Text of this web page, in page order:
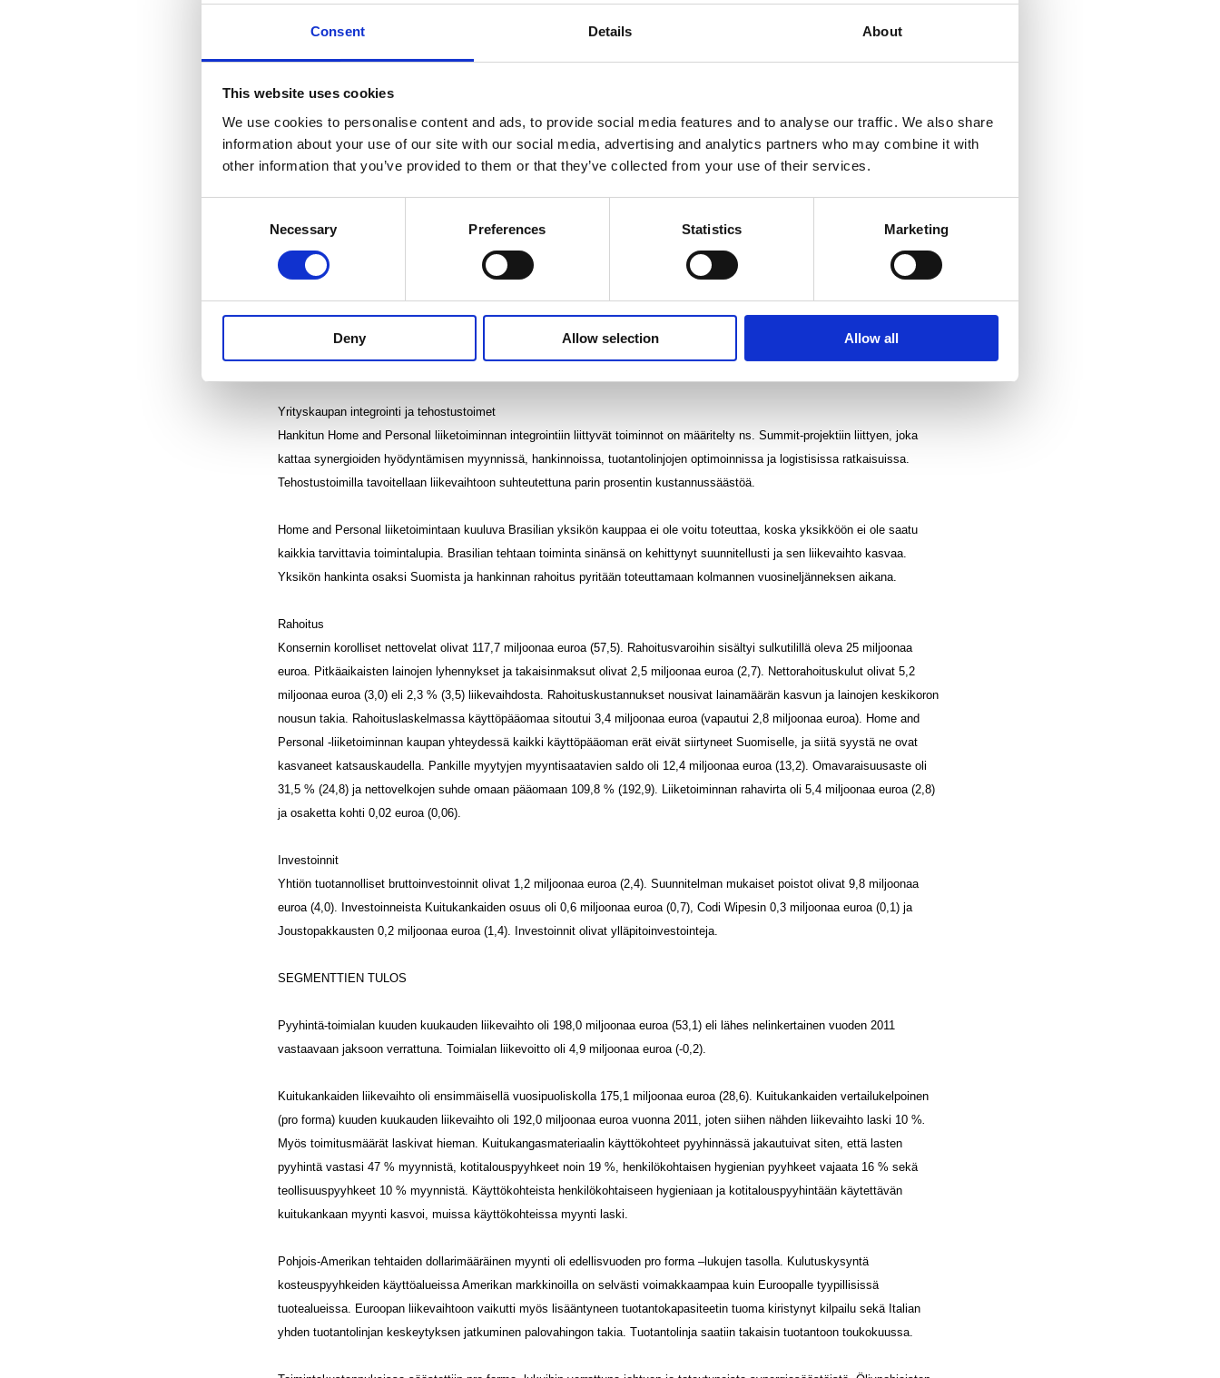
Consent Details About
This website uses cookies
We use cookies to personalise content and ads, to provide social media features and to analyse our traffic. We also share
information about your use of our site with our social media, advertising and analytics partners who may combine it with
other information that you’ve provided to them or that they’ve collected from your use of their services.
Necessary Preferences Statistics Marketing
Deny Allow selection Allow all
Liikevoitto ennen kertaluonteisia eriä, 5,1 miljoonaa euroa (-0,6), parani Pyyhintä-toimialan liiketuloksen kääntyessä
voitolliseksi. Kertaluonteiset kulut olivat 2,2 miljoonaa euroa. Pro forma -liikevoitto
vuosineljänneksen alussa ja kääntyivät sen jälkeen hienoiseen laskuun. Toimintakulut olivat vertailukelpoisia edellisvuotisia
kuluja alemmat.
Nakkilan kuitukangastehtaan tuotantokapasiteettia päätettiin leikata, mikä johtaa enimmillään 76 henkilön irtisanomiseen.
Päätöksen takia Suominen kirjasi alas käyttöomaisuuden arvoa 2,7 miljoonalla eurolla. Kululla ei ole vaikutusta kassavirtaan.
Liiketoiminnan rahavirta oli toisella vuosineljänneksellä 11,9 miljoonaa euroa positiivinen, kun se ensimmäisellä neljänneksellä
miljoonaa euroa, laski hieman maaliskuun lopun tilanteesta, mutta vuoden alusta käyttöpääoma on sitonut rahaa 3,4 miljoonaa
euroa, kun Home and Personal liiketoimintakaupan myyntisaatavat ja ostovelat ovat kertyneet Suomisen taseeseen.
Investoinnit pidettiin alhaisella tasolla.
Yrityskaupan integrointi ja tehostustoimet
Hankitun Home and Personal liiketoiminnan integrointiin liittyvät toiminnot on määritelty ns. Summit-projektiin liittyen, joka
kattaa synergioiden hyödyntämisen myynnissä, hankinnoissa, tuotantolinjojen optimoinnissa ja logistisissa ratkaisuissa.
Tehostustoimilla tavoitellaan liikevaihtoon suhteutettuna parin prosentin kustannussäästöä.
Home and Personal liiketoimintaan kuuluva Brasilian yksikön kauppaa ei ole voitu toteuttaa, koska yksikköön ei ole saatu
kaikkia tarvittavia toimintalupia. Brasilian tehtaan toiminta sinänsä on kehittynyt suunnitellusti ja sen liikevaihto kasvaa.
Yksikön hankinta osaksi Suomista ja hankinnan rahoitus pyritään toteuttamaan kolmannen vuosineljänneksen aikana.
Rahoitus
Konsernin korolliset nettovelat olivat 117,7 miljoonaa euroa (57,5). Rahoitusvaroihin sisältyi sulkutilillä oleva 25 miljoonaa
euroa. Pitkäaikaisten lainojen lyhennykset ja takaisinmaksut olivat 2,5 miljoonaa euroa (2,7). Nettorahoituskulut olivat 5,2
miljoonaa euroa (3,0) eli 2,3 % (3,5) liikevaihdosta. Rahoituskustannukset nousivat lainamäärän kasvun ja lainojen keskikoron
nousun takia. Rahoituslaskelmassa käyttöpääomaa sitoutui 3,4 miljoonaa euroa (vapautui 2,8 miljoonaa euroa). Home and
Personal -liiketoiminnan kaupan yhteydessä kaikki käyttöpääoman erät eivät siirtyneet Suomiselle, ja siitä syystä ne ovat
kasvaneet katsauskaudella. Pankille myytyjen myyntisaatavien saldo oli 12,4 miljoonaa euroa (13,2). Omavaraisuusaste oli
31,5 % (24,8) ja nettovelkojen suhde omaan pääomaan 109,8 % (192,9). Liiketoiminnan rahavirta oli 5,4 miljoonaa euroa (2,8)
ja osaketta kohti 0,02 euroa (0,06).
Investoinnit
Yhtiön tuotannolliset bruttoinvestoinnit olivat 1,2 miljoonaa euroa (2,4). Suunnitelman mukaiset poistot olivat 9,8 miljoonaa
euroa (4,0). Investoinneista Kuitukankaiden osuus oli 0,6 miljoonaa euroa (0,7), Codi Wipesin 0,3 miljoonaa euroa (0,1) ja
Joustopakkausten 0,2 miljoonaa euroa (1,4). Investoinnit olivat ylläpitoinvestointeja.
SEGMENTTIEN TULOS
Pyyhintä-toimialan kuuden kuukauden liikevaihto oli 198,0 miljoonaa euroa (53,1) eli lähes nelinkertainen vuoden 2011
vastaavaan jaksoon verrattuna. Toimialan liikevoitto oli 4,9 miljoonaa euroa (-0,2).
Kuitukankaiden liikevaihto oli ensimmäisellä vuosipuoliskolla 175,1 miljoonaa euroa (28,6). Kuitukankaiden vertailukelpoinen
(pro forma) kuuden kuukauden liikevaihto oli 192,0 miljoonaa euroa vuonna 2011, joten siihen nähden liikevaihto laski 10 %.
Myös toimitusmäärät laskivat hieman. Kuitukangasmateriaalin käyttökohteet pyyhinnässä jakautuivat siten, että lasten
pyyhintä vastasi 47 % myynnistä, kotitalouspyyhkeet noin 19 %, henkilökohtaisen hygienian pyyhkeet vajaata 16 % sekä
teollisuuspyyhkeet 10 % myynnistä. Käyttökohteista henkilökohtaiseen hygieniaan ja kotitalouspyyhintään käytettävän
kuitukankaan myynti kasvoi, muissa käyttökohteissa myynti laski.
Pohjois-Amerikan tehtaiden dollarimääräinen myynti oli edellisvuoden pro forma –lukujen tasolla. Kulutuskysyntä
kosteuspyyhkeiden käyttöalueissa Amerikan markkinoilla on selvästi voimakkaampaa kuin Euroopalle tyypillisissä
tuotealueissa. Euroopan liikevaihtoon vaikutti myös lisääntyneen tuotantokapasiteetin tuoma kiristynyt kilpailu sekä Italian
yhden tuotantolinjan keskeytyksen jatkuminen palovahingon takia. Tuotantolinja saatiin takaisin tuotantoon toukokuussa.